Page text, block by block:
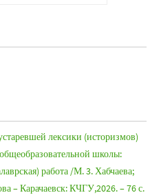
лексики (историзмов)
школы:
работа /М. 3. Хабчаева;
– Карачаевск: КЧГУ,2026. – 76 с.